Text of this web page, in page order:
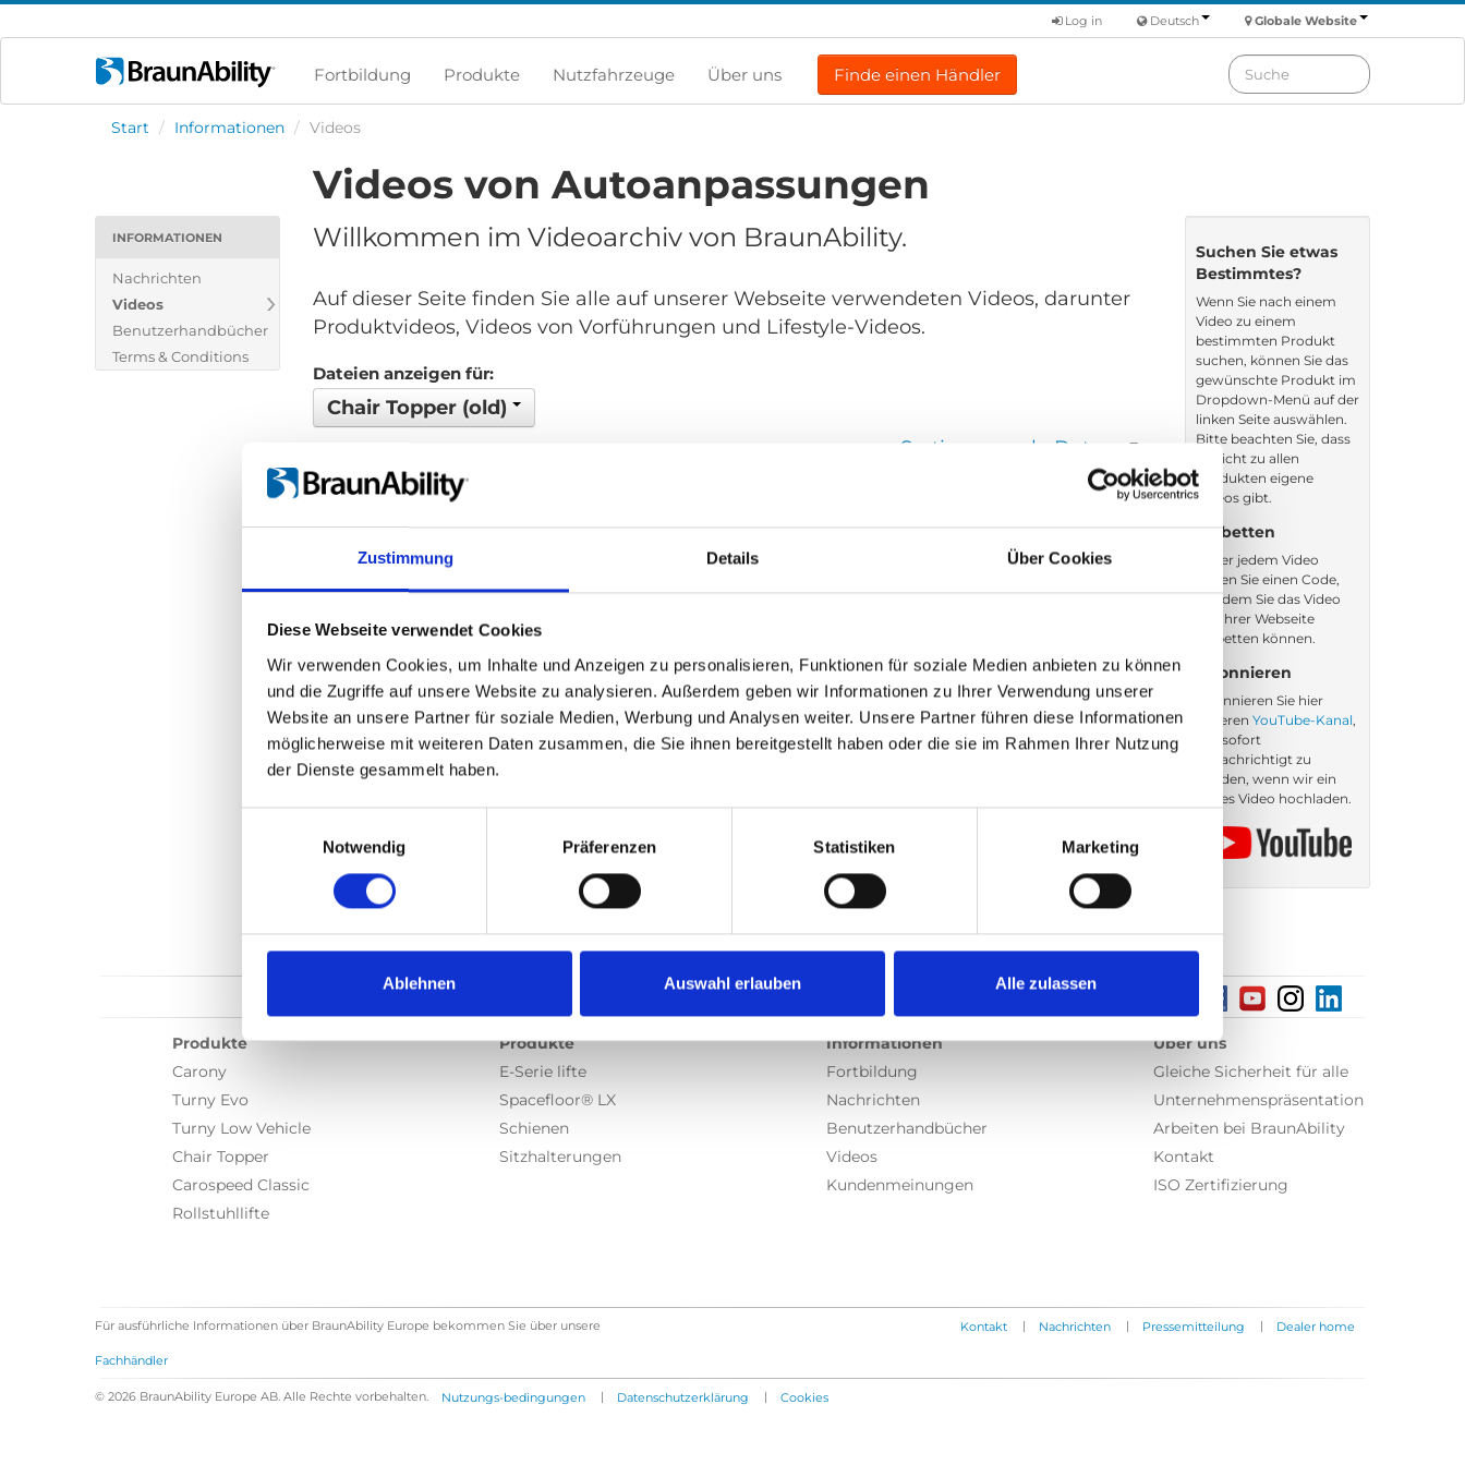
Zustimmung Details Über Cookies
Diese Webseite verwendet Cookies
Wir verwenden Cookies, um Inhalte und Anzeigen zu personalisieren, Funktionen für soziale Medien anbieten zu können
und die Zugriffe auf unsere Website zu analysieren. Außerdem geben wir Informationen zu Ihrer Verwendung unserer
Website an unsere Partner für soziale Medien, Werbung und Analysen weiter. Unsere Partner führen diese Informationen
möglicherweise mit weiteren Daten zusammen, die Sie ihnen bereitgestellt haben oder die sie im Rahmen Ihrer Nutzung
der Dienste gesammelt haben.
Notwendig
Präferenzen Statistiken Marketing
Ablehnen Auswahl erlauben Alle zulassen
Globale Website
Deutsch
Log in
Fortbildung Produkte Nutzfahrzeuge Über uns Finde einen Händler
Start / Informationen / Videos
INFORMATIONEN
Nachrichten
Videos
Benutzerhandbücher
Terms & Conditions
Videos von Autoanpassungen
Willkommen im Videoarchiv von BraunAbility.
Auf dieser Seite finden Sie alle auf unserer Webseite verwendeten Videos, darunter
Produktvideos, Videos von Vorführungen und Lifestyle-Videos.
Dateien anzeigen für:
Chair Topper (old)
Sortieren nach: Datum
Zurück 1 Weiter
Suchen Sie etwas
Bestimmtes?
Wenn Sie nach einem
Video zu einem
bestimmten Produkt
suchen, können Sie das
gewünschte Produkt im
Dropdown-Menü auf der
linken Seite auswählen.
Bitte beachten Sie, dass
es nicht zu allen
Produkten eigene
Videos gibt.
Einbetten
Unter jedem Video
finden Sie einen Code,
mit dem Sie das Video
auf Ihrer Webseite
einbetten können.
Abonnieren
Abonnieren Sie hier
unseren YouTube-Kanal,
um sofort
benachrichtigt zu
werden, wenn wir ein
neues Video hochladen.
Produkte
Carony
Turny Evo
Turny Low Vehicle
Chair Topper
Carospeed Classic
Rollstuhllifte
Produkte
E-Serie lifte
Spacefloor® LX
Schienen
Sitzhalterungen
Informationen
Fortbildung
Nachrichten
Benutzerhandbücher
Videos
Kundenmeinungen
Über uns
Gleiche Sicherheit für alle
Unternehmenspräsentation
Arbeiten bei BraunAbility
Kontakt
ISO Zertifizierung
Für ausführliche Informationen über BraunAbility Europe bekommen Sie über unsere
Fachhändler
Kontakt | Nachrichten | Pressemitteilung | Dealer home
© 2026 BraunAbility Europe AB. Alle Rechte vorbehalten. Nutzungs-bedingungen | Datenschutzerklärung | Cookies